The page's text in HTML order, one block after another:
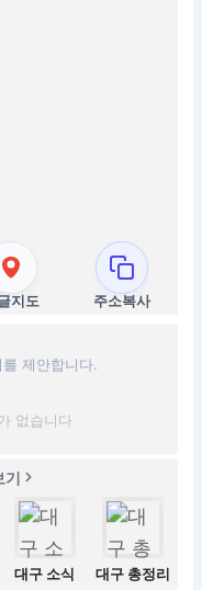
지도 주소복사
제안합니다.
없습니다
기
대구 소식 대구 총정리